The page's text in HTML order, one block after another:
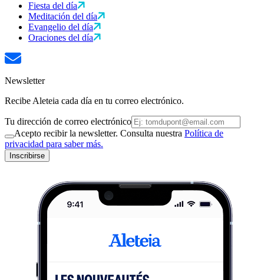
Fiesta del día
Meditación del día
Evangelio del día
Oraciones del día
Newsletter
Recibe Aleteia cada día en tu correo electrónico.
Tu dirección de correo electrónico
Acepto recibir la newsletter. Consulta nuestra Política de
privacidad para saber más.
Inscribirse